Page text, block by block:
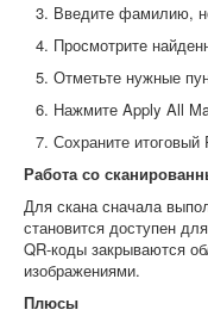
Введите фамилию,
Просмотрите
Отметьте нужные
Нажмите Apply All
Сохраните итоговый
Работа со
Для скана сначала
становится доступен
QR-коды закрываются
изображениями.
Плюсы